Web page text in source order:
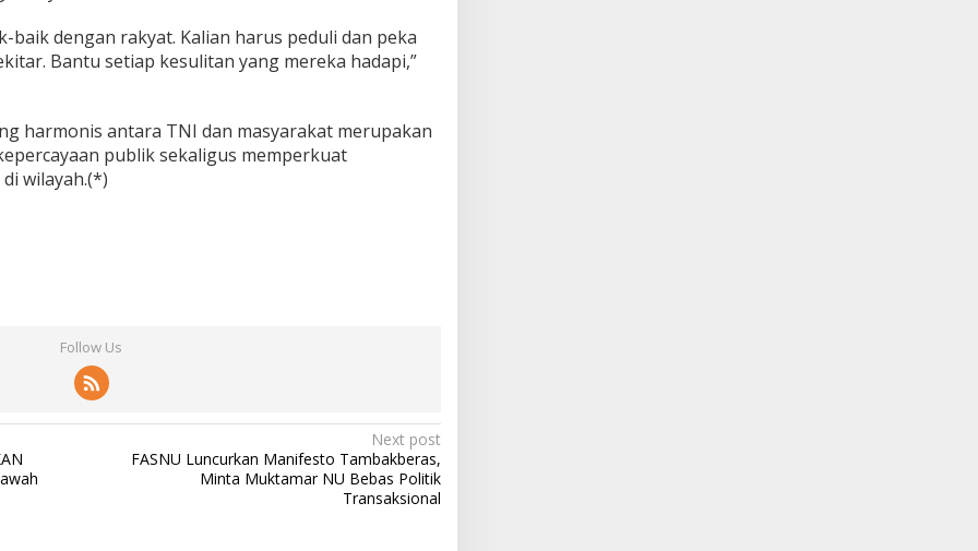
baik dengan rakyat. Kalian harus peduli dan peka
Bantu setiap kesulitan yang mereka hadapi,”
harmonis antara TNI dan masyarakat merupakan
publik sekaligus memperkuat
wilayah.(*)
Follow Us
Next post
FASNU Luncurkan Manifesto Tambakberas,
Minta Muktamar NU Bebas Politik
Transaksional